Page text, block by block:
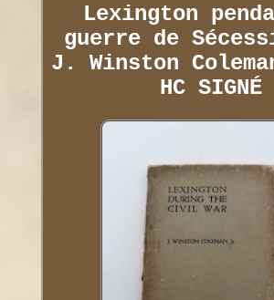
Lexington
guerre de
J. Winston
HC SIGNÉ